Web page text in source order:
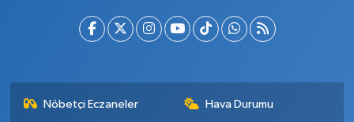
Nöbetçi Eczaneler Hava Durumu